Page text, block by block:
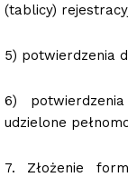
(tablicy)
5) potwierdzenia
6)
udzielone
7. Złożenie